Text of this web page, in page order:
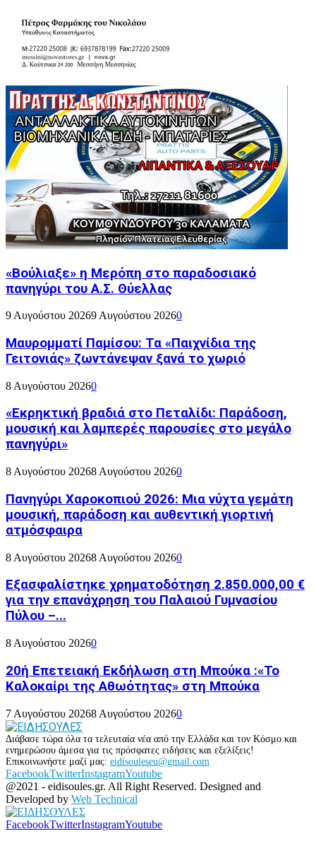
«Βούλιαξε» η Μερόπη στο παραδοσιακό
πανηγύρι του Α.Σ. Θύελλας
9 Αυγούστου 20269 Αυγούστου 20260
Μαυρομματί Παμίσου: Τα «Παιχνίδια της
Γειτονιάς» ζωντάνεψαν ξανά το χωριό
8 Αυγούστου 20260
«Εκρηκτική βραδιά στο Πεταλίδι: Παράδοση,
μουσική και λαμπερές παρουσίες στο μεγάλο
πανηγύρι»
8 Αυγούστου 20268 Αυγούστου 20260
Πανηγύρι Χαροκοπιού 2026: Μια νύχτα γεμάτη
μουσική, παράδοση και αυθεντική γιορτινή
ατμόσφαιρα
8 Αυγούστου 20268 Αυγούστου 20260
Εξασφαλίστηκε χρηματοδότηση 2.850.000,00 €
για την επανάχρηση του Παλαιού Γυμνασίου
Πύλου –...
8 Αυγούστου 20260
20ή Επετειακή Εκδήλωση στη Μπούκα :«Το
Καλοκαίρι της Αθωότητας» στη Μπούκα
7 Αυγούστου 20268 Αυγούστου 20260
Διάβασε τώρα όλα τα τελευταία νέα από την Ελλάδα και τον Κόσμο και
ενημερώσου άμεσα για τις πρόσφατες ειδήσεις και εξελίξεις!
Επικοινωνήστε μαζί μας: eidisouleseu@gmail.com
FacebookTwitterInstagramYoutube
@2021 - eidisoules.gr. All Right Reserved. Designed and
Developed by Web Technical
FacebookTwitterInstagramYoutube